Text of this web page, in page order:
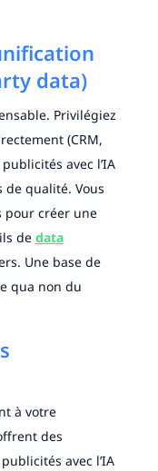
data)
Privilégiez
(CRM,
avec l’IA
de qualité. Vous
pour créer une
de data
Une base de
qua non du
à votre
des
avec l’IA